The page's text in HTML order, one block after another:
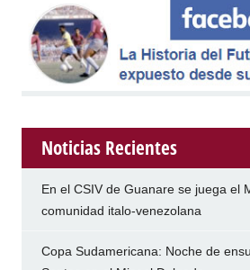
Noticias Recientes
En el CSIV de Guanare se juega el
comunidad italo-venezolana
Copa Sudamericana: Noche de